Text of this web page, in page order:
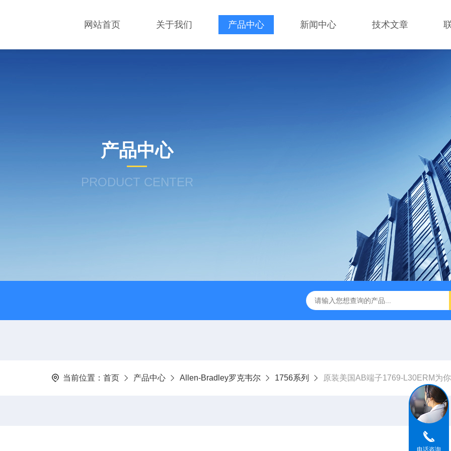
网站首页 关于我们 产品中心 新闻中心 技术文章
产品中心
PRODUCT CENTER
当前位置： 首页 产品中心 Allen-Bradley罗克韦尔 1756系列 原装美国AB端子1769-L30ERM为
电话咨询